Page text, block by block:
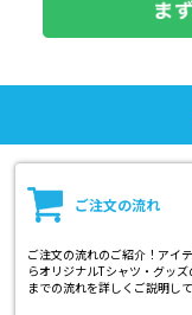
ご注文の流れ
ご注文の流れのご紹介！アイ
らオリジナルTシャツ・グッ
までの流れを詳しくご説明して